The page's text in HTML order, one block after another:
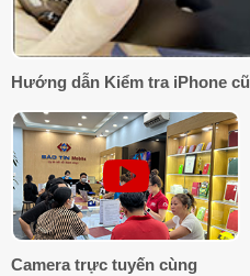
Hướng dẫn Kiểm tra iPhone cũ
Camera trực tuyến cùng